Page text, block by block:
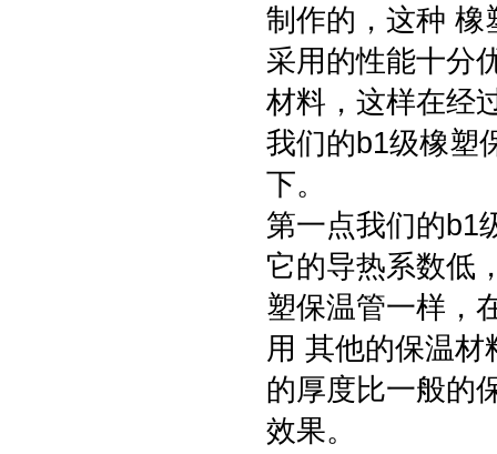
制作的，这种 橡
采用的性能十分
材料，这样在经
我们的b1级橡塑
下。
第一点我们的b1
它的导热系数低
塑保温管一样，
用 其他的保温
的厚度比一般的
效果。